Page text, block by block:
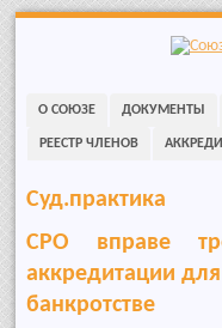
content
О СОЮЗЕ ДОКУМЕНТЫ
РЕЕСТР ЧЛЕНОВ
Суд.практика
СРО вправе
аккредитации
банкротстве